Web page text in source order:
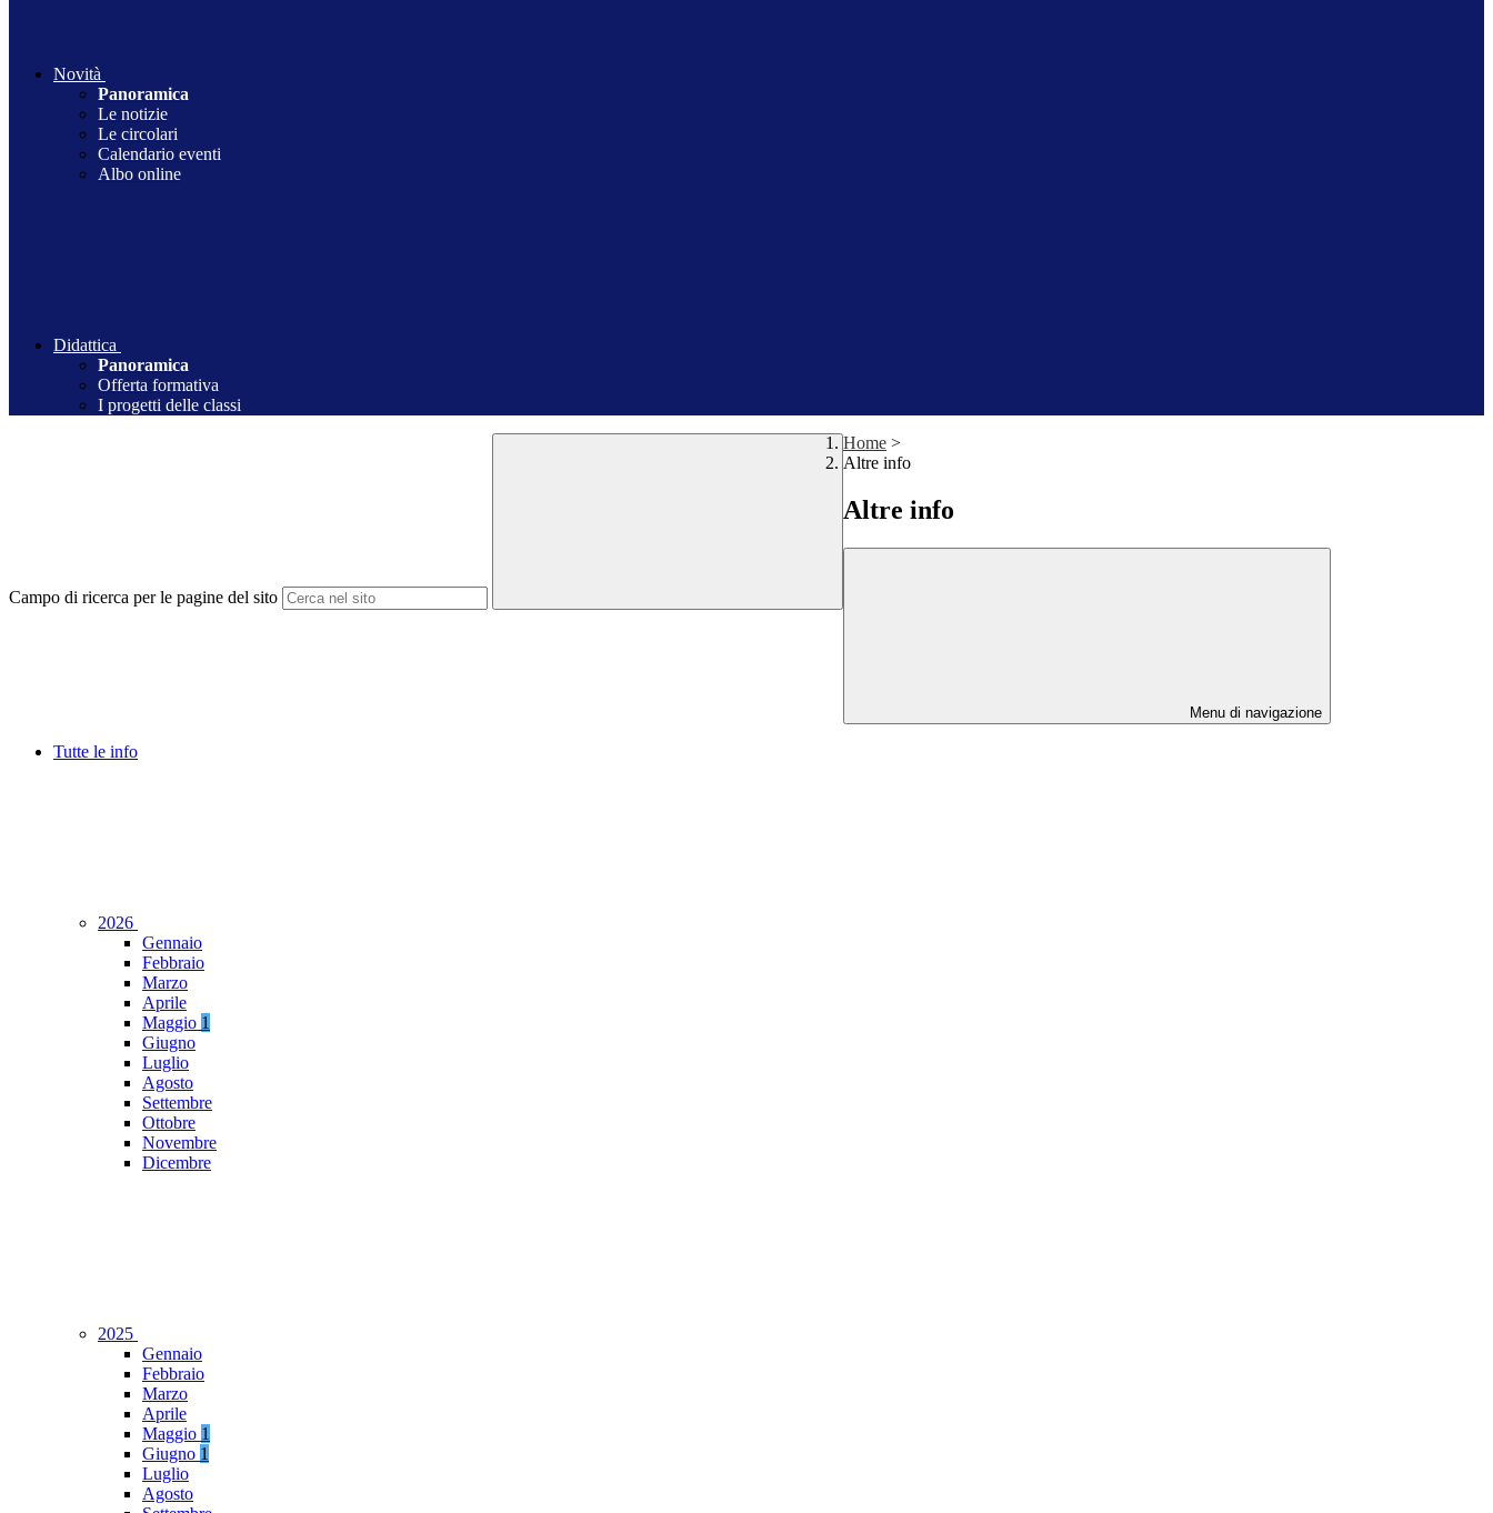
Novità
Panoramica
Le notizie
Le circolari
Calendario eventi
Albo online
Didattica
Panoramica
Offerta formativa
I progetti delle classi
Campo di ricerca per le pagine del sito
Home >
Altre info
Altre info
Menu di navigazione
Tutte le info
2026
Gennaio
Febbraio
Marzo
Aprile
Maggio 1
Giugno
Luglio
Agosto
Settembre
Ottobre
Novembre
Dicembre
2025
Gennaio
Febbraio
Marzo
Aprile
Maggio 1
Giugno 1
Luglio
Agosto